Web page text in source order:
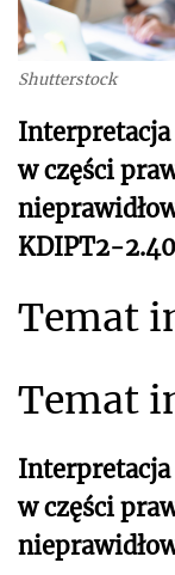
Shutterstock
w części
KDIPT2-
Temat
Temat
w części